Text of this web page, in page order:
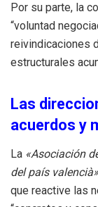
Por su parte, la
“voluntad
reivindicaciones
estructurales
Las
acuerdos y
La «Asociación
del país valencià»
que reactive las